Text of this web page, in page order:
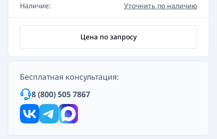
Наличие:
Уточнить по наличию
Цена по запросу
Бесплатная консультация:
8 (800) 505 7867